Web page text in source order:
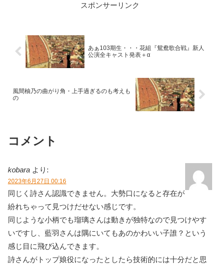
矢レヴュー グロリア『Jubilee』■作・
スポンサーリンク
あぁ103期生・・・花組『鴛鴦歌合戦』新人
公演全キャスト発表＋α
風間柚乃の曲がり角・上手過ぎるのも考えも
の
コメント
kobara より:
2023年6月27日 00:16
同じく詩さん認識できません。大勢口になると存在が
紛れちゃって見つけだせない感じです。
同じような小柄でも瑠璃さんは動きが独特なので見つけやす
いですし、藍羽さんは隅にいてもあのかわいい子誰？という
感じ目に飛び込んできます。
詩さんがトップ娘役になったとしたら技術的には十分だと思